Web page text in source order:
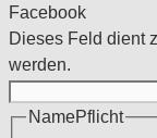
Facebook
Dieses Feld dient
werden.
NamePflicht